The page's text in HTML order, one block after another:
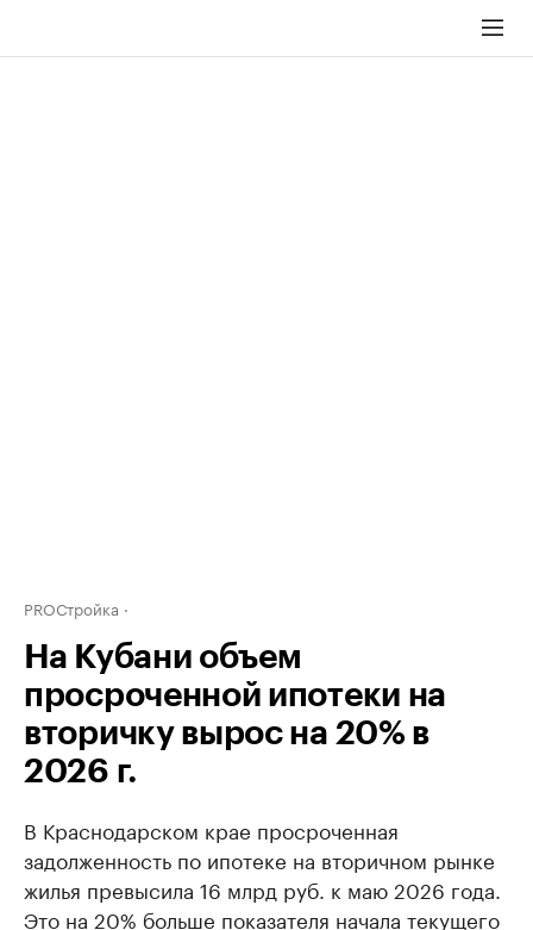
PROСтройка
На Кубани объем
просроченной ипотеки на
вторичку вырос на 20% в
2026 г.
В Краснодарском крае просроченная
задолженность по ипотеке на вторичном рынке
жилья превысила 16 млрд руб. к маю 2026 года.
Это на 20% больше показателя начала текущего